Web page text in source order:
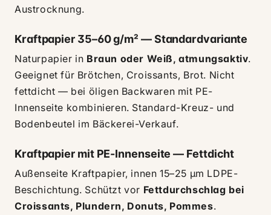
Austrocknung.
Kraftpapier 35–60 g/m² — Standardvariante
Naturpapier in Braun oder Weiß, atmungsaktiv.
Geeignet für Brötchen, Croissants, Brot. Nicht
fettdicht — bei öligen Backwaren mit PE-
Innenseite kombinieren. Standard-Kreuz- und
Bodenbeutel im Bäckerei-Verkauf.
Kraftpapier mit PE-Innenseite — Fettdicht
Außenseite Kraftpapier, innen 15–25 µm LDPE-
Beschichtung. Schützt vor Fettdurchschlag bei
Croissants, Plundern, Donuts, Pommes.